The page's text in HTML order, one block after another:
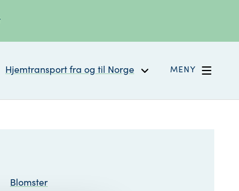
Hjemtransport fra og til Norge MENY
Blomster